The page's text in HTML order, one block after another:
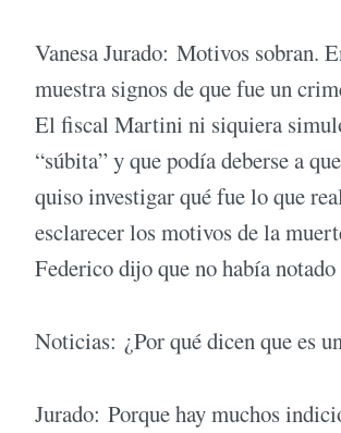
Vanesa Jurado: Motivos sobran.
muestra signos de que fue un
El fiscal Martini ni siquiera
“súbita” y que podía deberse a
quiso investigar qué fue lo que
esclarecer los motivos de la
Federico dijo que no había
Noticias: ¿Por qué dicen que es
Jurado: Porque hay muchos